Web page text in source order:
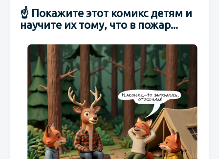
☝️ Покажите этот комикс детям и
научите их тому, что в пожар...